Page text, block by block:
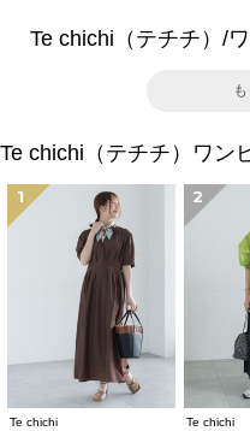
Te chichi（テチチ）/
Te chichi（テチチ）ワン
1
Te chichi
2
Te chichi